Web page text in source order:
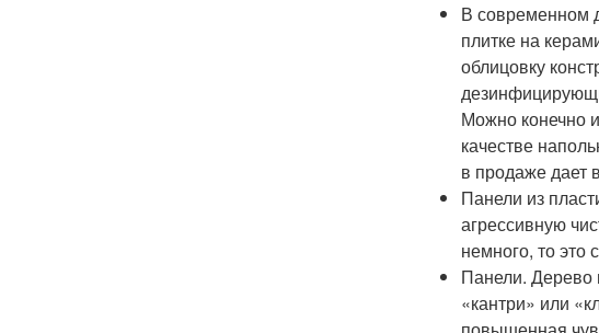
В современном
плитке на
облицовку
Можно конечно
качестве
в продаже дает
Панели из
агрессивную
немного, то
Панели. Дерево
«кантри» или